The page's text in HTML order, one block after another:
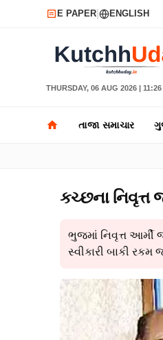
E PAPER ENGLISH
THURSDAY, 06 AUG 2026 | 11:26
તાજા સમાચાર
કચ્છના નિવૃત્ત
ભુજમાં નિવૃત્ત આર્મી
સ્વીકારી બાકી રકમ